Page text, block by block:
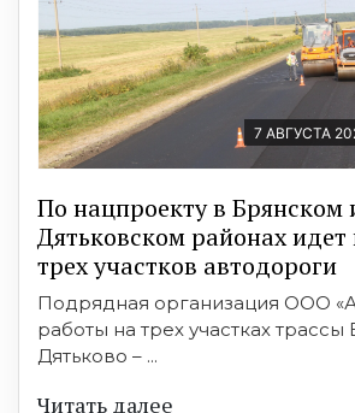
7 АВГУСТА
По нацпроекту в Брянском
Дятьковском районах
трех участков автодороги
Подрядная организация ООО
работы на трех участках трассы
Дятьково – ...
Читать далее